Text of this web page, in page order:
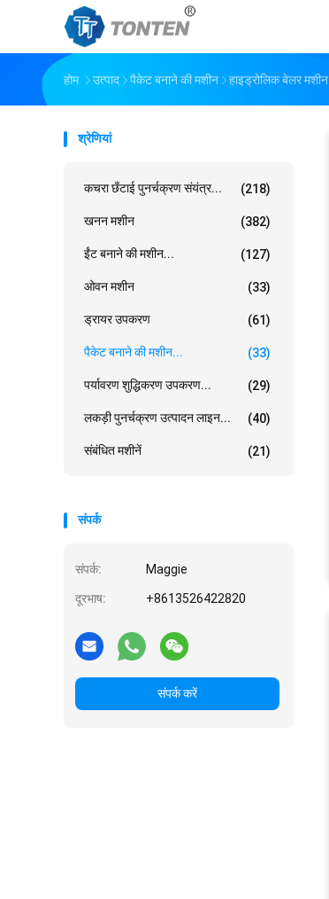
होम उत्पाद पैकेट बनाने की मशीन हाइड्रोलिक बेलर मशीन
श्रेणियां
कचरा छँटाई पुनर्चक्रण संयंत्र... (218)
खनन मशीन (382)
ईंट बनाने की मशीन... (127)
ओवन मशीन (33)
ड्रायर उपकरण (61)
पैकेट बनाने की मशीन... (33)
पर्यावरण शुद्धिकरण उपकरण... (29)
लकड़ी पुनर्चक्रण उत्पादन लाइन... (40)
संबंधित मशीनें (21)
संपर्क
संपर्क: Maggie
दूरभाष: +8613526422820
संपर्क करें